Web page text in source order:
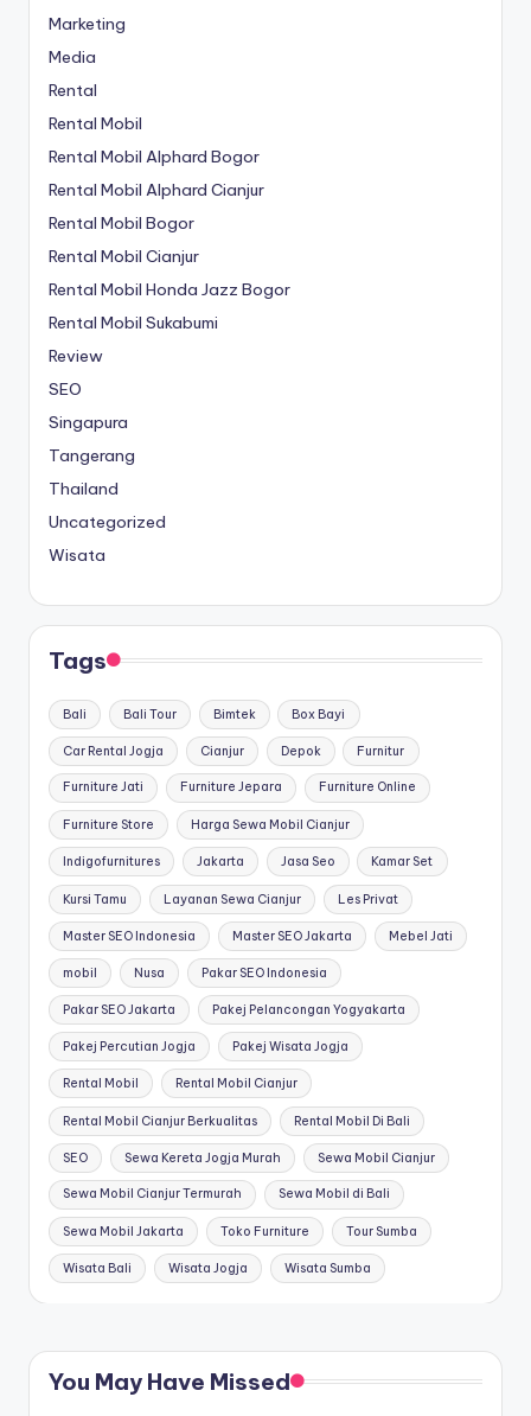
Marketing
Media
Rental
Rental Mobil
Rental Mobil Alphard Bogor
Rental Mobil Alphard Cianjur
Rental Mobil Bogor
Rental Mobil Cianjur
Rental Mobil Honda Jazz Bogor
Rental Mobil Sukabumi
Review
SEO
Singapura
Tangerang
Thailand
Uncategorized
Wisata
Tags
Bali Bali Tour Bimtek Box Bayi
Car Rental Jogja Cianjur Depok Furnitur
Furniture Jati Furniture Jepara Furniture Online
Furniture Store Harga Sewa Mobil Cianjur
Indigofurnitures Jakarta Jasa Seo Kamar Set
Kursi Tamu Layanan Sewa Cianjur Les Privat
Master SEO Indonesia Master SEO Jakarta Mebel Jati
mobil Nusa Pakar SEO Indonesia
Pakar SEO Jakarta Pakej Pelancongan Yogyakarta
Pakej Percutian Jogja Pakej Wisata Jogja
Rental Mobil Rental Mobil Cianjur
Rental Mobil Cianjur Berkualitas Rental Mobil Di Bali
SEO Sewa Kereta Jogja Murah Sewa Mobil Cianjur
Sewa Mobil Cianjur Termurah Sewa Mobil di Bali
Sewa Mobil Jakarta Toko Furniture Tour Sumba
Wisata Bali Wisata Jogja Wisata Sumba
You May Have Missed